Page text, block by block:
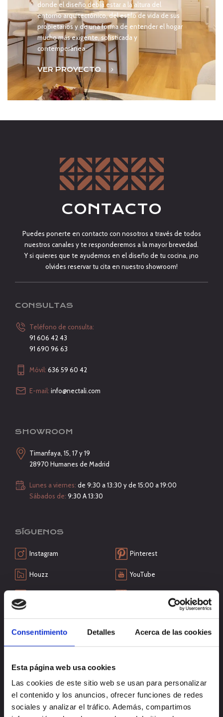
Consentimiento Detalles Acerca de las cookies
Esta página web usa cookies
Las cookies de este sitio web se usan para personalizar
el contenido y los anuncios, ofrecer funciones de redes
sociales y analizar el tráfico. Además, compartimos
donde el diseño debía estar a la altura del
entorno arquitectónico, del estilo de vida de sus
propietarios y de una forma de entender el hogar
mucho más exigente, sofisticada y
contemporánea.
VER PROYECTO
CONTACTO
Puedes ponerte en contacto con nosotros a través de todos
nuestros canales y te responderemos a la mayor brevedad.
Y si quieres que te ayudemos en el diseño de tu cocina, ¡no
olvides reservar tu cita en nuestro showroom!
CONSULTAS
Teléfono de consulta:
91 606 42 43
91 690 96 63
Móvil: 636 59 60 42
E-mail: info@nectali.com
SHOWROOM
Timanfaya, 15, 17 y 19
28970 Humanes de Madrid
Lunes a viernes: de 9:30 a 13:30 y de 15:00 a 19:00
Sábados de: 9:30 A 13:30
SÍGUENOS
Instagram
Houzz
Pinterest
YouTube